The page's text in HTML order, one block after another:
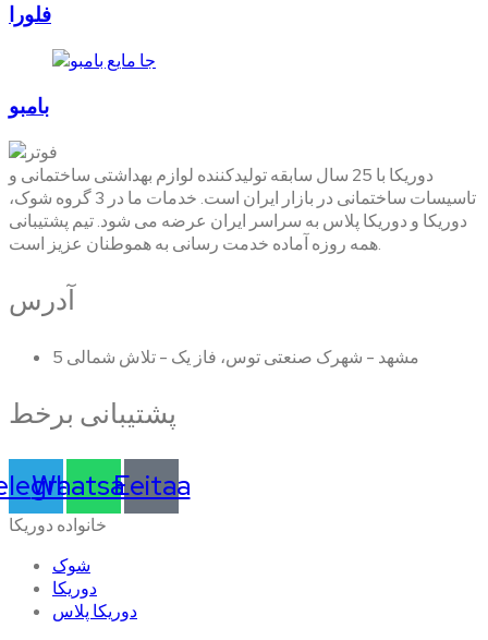
فلورا
بامبو
دوریکا با 25 سال سابقه تولیدکننده لوازم بهداشتی ساختمانی و
تاسیسات ساختمانی در بازار ایران است. خدمات ما در 3 گروه شوک،
دوریکا و دوریکا پلاس به سراسر ایران عرضه می شود. تیم پشتیبانی
همه روزه آماده خدمت رسانی به هموطنان عزیز است.
آدرس
مشهد - شهرک صنعتی توس، فاز یک - تلاش شمالی 5
پشتیبانی برخط
Whatsapp
Eeitaa
خانواده دوریکا
شوک
دوریکا
دوریکا پلاس